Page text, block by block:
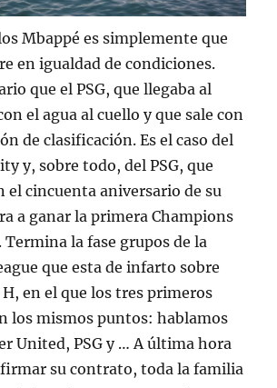
Mbappé es simplemente que
en igualdad de condiciones.
que el PSG, que llegaba al
el agua al cuello y que sale con
de clasificación. Es el caso del
y, sobre todo, del PSG, que
el cincuenta aniversario de su
a ganar la primera Champions
la fase grupos de la
que esta de infarto sobre
en el que los tres primeros
los mismos puntos: hablamos
United, PSG y … A última hora
su contrato, toda la familia